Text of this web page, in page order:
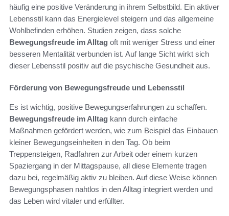
häufig eine positive Veränderung in ihrem Selbstbild. Ein aktiver
Lebensstil kann das Energielevel steigern und das allgemeine
Wohlbefinden erhöhen. Studien zeigen, dass solche
Bewegungsfreude im Alltag oft mit weniger Stress und einer
besseren Mentalität verbunden ist. Auf lange Sicht wirkt sich
dieser Lebensstil positiv auf die psychische Gesundheit aus.
Förderung von Bewegungsfreude und Lebensstil
Es ist wichtig, positive Bewegungserfahrungen zu schaffen.
Bewegungsfreude im Alltag kann durch einfache
Maßnahmen gefördert werden, wie zum Beispiel das Einbauen
kleiner Bewegungseinheiten in den Tag. Ob beim
Treppensteigen, Radfahren zur Arbeit oder einem kurzen
Spaziergang in der Mittagspause, all diese Elemente tragen
dazu bei, regelmäßig aktiv zu bleiben. Auf diese Weise können
Bewegungsphasen nahtlos in den Alltag integriert werden und
das Leben wird vitaler und erfüllter.